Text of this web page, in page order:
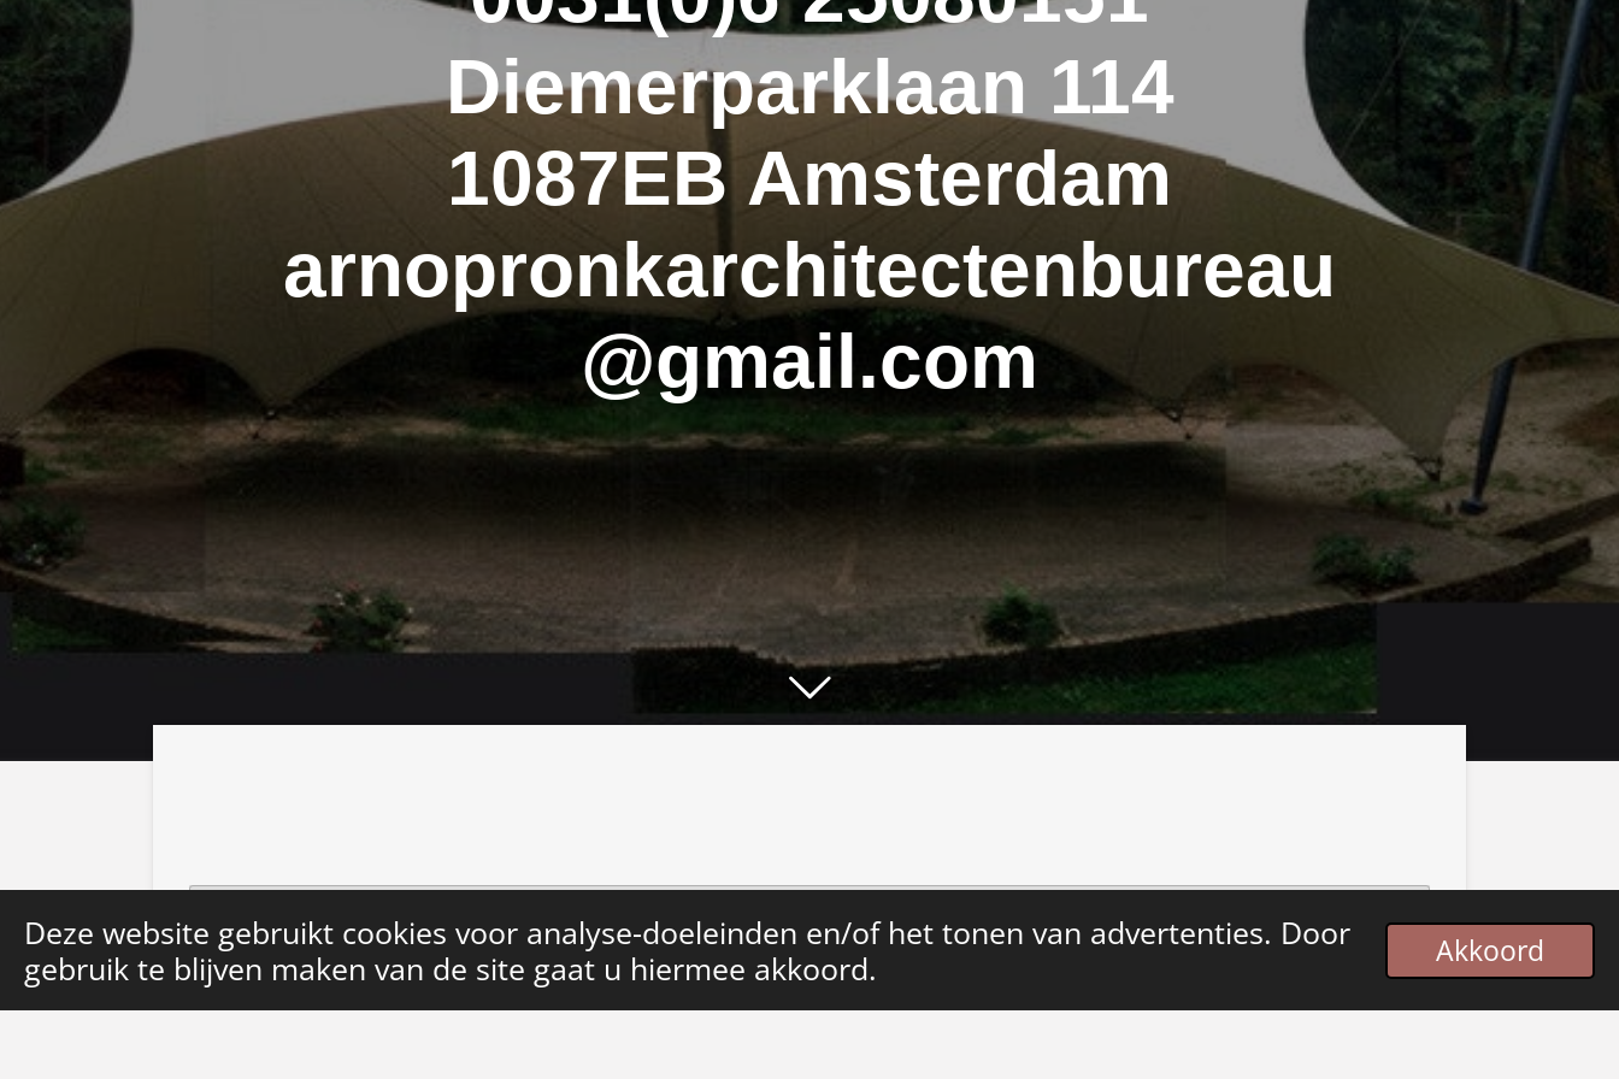
Deze website gebruikt cookies voor analyse-doeleinden en/of het tonen van advertenties. Door
gebruik te blijven maken van de site gaat u hiermee akkoord.
Akkoord
Diemerparklaan 114
1087EB Amsterdam
arnopronkarchitectenbureau
@gmail.com
Maak jouw eigen website met JouwWeb